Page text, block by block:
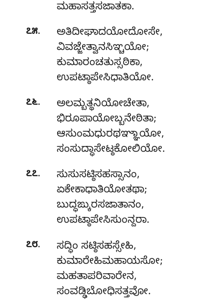
ಮಹಾಸತ್ತಸಜಾತಕಾ.
೭೫. ಅತಿದೀಘಾದಯೋದೋಸೇ,
ವಿವಜ್ಜೇತ್ವಾನಸಿಞ್ಚಯೋ;
ಕುಮಾರಂಚತುಸ್ಸಠಿಕಾ,
ಉಪಟ್ಠಾಪೇಸಿಧಾತಿಯೋ.
೭೬.
ಅಲಮ್ಬತ್ಥನಿಯೋಚೇತಾ,
ಭಿರೂಪಾಯೋಬ್ಬನೇಠಿತಾ;
ಆಸುಂಮಧುರಥಞ್ಞಾಯೋ,
ಸಂಸುದ್ಧಾಸೇಟ್ಠಕೋಲಿಯೋ.
೭೭. ಸುಸುಸಟ್ಠಿಸಹಸ್ಸಾನಂ,
ಏಕೇಕಾಧಾತಿಯೋತಥಾ;
ಬುದ್ಧಙ್ಕುರಸಜಾತಾನಂ,
ಉಪಟ್ಠಾಪೇಸಿಸುಂನ್ದರಾ.
೭೮.
ಸದ್ಧಿಂ ಸಟ್ಠಿಸಹಸ್ಸೇಹಿ,
ಕುಮಾರೇಹಿಮಹಾಯಸೋ;
ಮಹತಾಪರಿವಾರೇನ,
ಸಂವಡ್ಢಿಬೋಧಿಸತ್ತವೋ.